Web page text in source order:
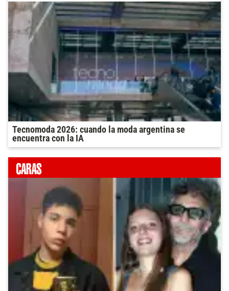
Tecnomoda 2026: cuando la moda argentina se
encuentra con la IA